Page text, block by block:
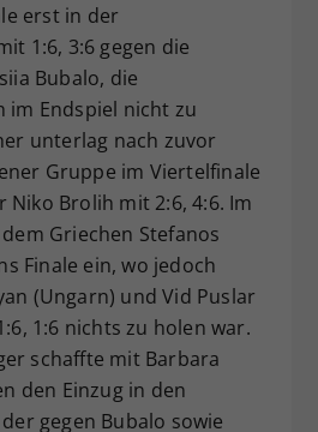
erst in der
1:6, 3:6 gegen die
Bubalo, die
im Endspiel nicht zu
unterlag nach zuvor
Gruppe im Viertelfinale
Niko Brolih mit 2:6, 4:6. Im
Griechen Stefanos
Finale ein, wo jedoch
(Ungarn) und Vid Puslar
1:6 nichts zu holen war.
schaffte mit Barbara
den Einzug in den
gegen Bubalo sowie